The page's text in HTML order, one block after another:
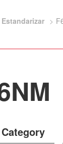
Estandarizar